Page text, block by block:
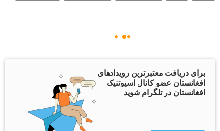
برای دریافت معتبرترین رویدادهای
افغانستان عضو کانال اسپوتنیک
افغانستان در تلگرام شوید